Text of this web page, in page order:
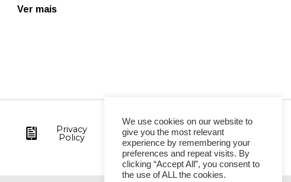
Ver mais
Privacy
Policy
We use cookies on our website to
give you the most relevant
experience by remembering your
preferences and repeat visits. By
clicking “Accept All”, you consent to
the use of ALL the cookies.